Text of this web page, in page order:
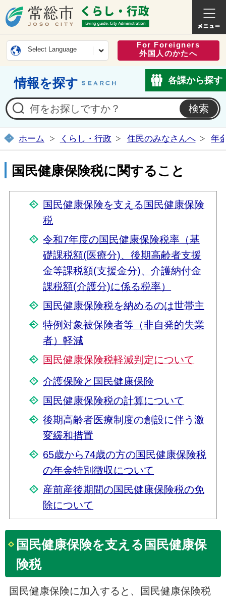
常総市公式ホームページ
くらし
Select Language
For Foreigners
外国人のかたへ
情報を探す 各課から探す
ホーム くらし・行政 住民のみなさんへ 年
国民健康保険税に関すること
国民健康保険を支える国民健康保険
税
令和7年度の国民健康保険税率（基
礎課税額(医療分)、後期高齢者支援
金等課税額(支援金分)、介護納付金
課税額(介護分)に係る税率）
国民健康保険税を納めるのは世帯主
特例対象被保険者等（非自発的失業
者）軽減
国民健康保険税軽減判定について
介護保険と国民健康保険
国民健康保険税の計算について
後期高齢者医療制度の創設に伴う激
変緩和措置
65歳から74歳の方の国民健康保険税
の年金特別徴収について
産前産後期間の国民健康保険税の免
除について
国民健康保険を支える国民健康保
険税
国民健康保険に加入すると、国民健康保険税